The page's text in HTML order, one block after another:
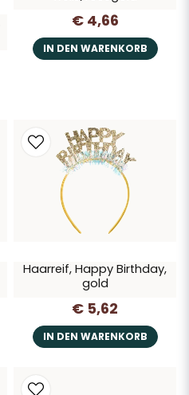
€ 4,66
IN DEN WARENKORB
Haarreif, Happy Birthday,
gold
€ 5,62
IN DEN WARENKORB